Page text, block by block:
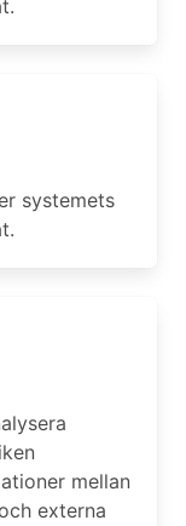
systemets
mellan
externa